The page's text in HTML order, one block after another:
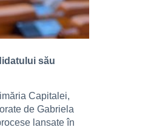
său
Capitalei,
de Gabriela
lansate în